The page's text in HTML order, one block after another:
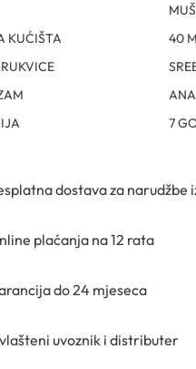
KUĆIŠTA
40
7
dostava za narudžbe
plaćanja na 12 rata
do 24 mjeseca
uvoznik i distributer